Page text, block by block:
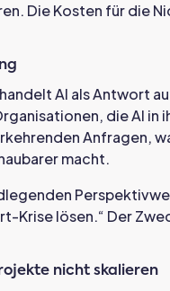
Die Kosten für die
AI als Antwort
die AI
Anfragen,
macht.
Krise lösen.“ Der
nicht skalieren